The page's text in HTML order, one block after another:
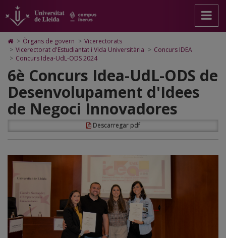
Concurs
Idea-
UdL-
ODS
2024
pàgina
principal.
Universitat
Lleida
contingut
principal
Mapa
Web.
Universitat
Cerca
Accessibilitat.
Universitat
Lleida
Icono
de
Home
ir
a
la
página
de
> Òrgans de govern > Vicerectorats
> Vicerectorat d'Estudiantat i Vida Universitària > Concurs IDEA
> Concurs Idea-UdL-ODS 2024
6è Concurs Idea-UdL-ODS de
Desenvolupament d'Idees
de Negoci Innovadores
Descarregar pdf